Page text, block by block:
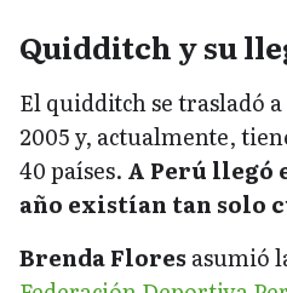
Quidditch y su
El quidditch se trasladó
2005 y, actualmente,
40 países. A Perú llegó
año existían tan solo
Brenda Flores asumió